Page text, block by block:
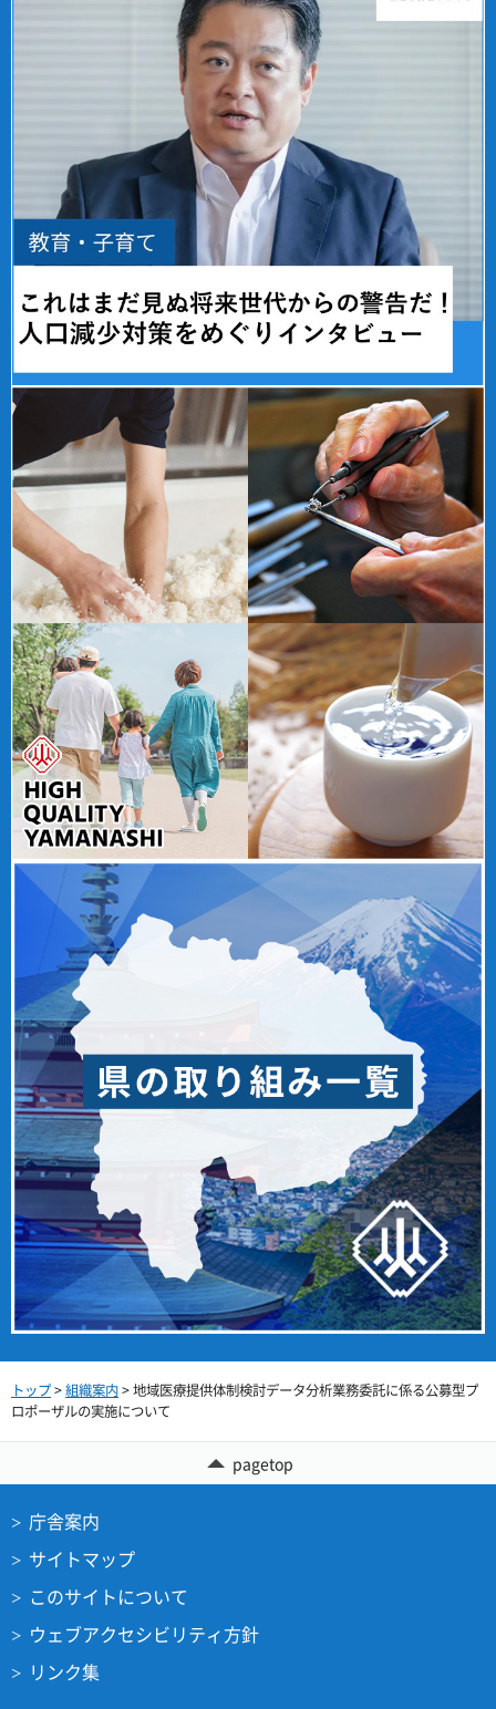
トップ>組織案内> 地域医療提供体制検討データ分析業務委託に係る公募型プ
ロポーザルの実施について
pagetop
庁舎案内
サイトマップ
このサイトについて
ウェブアクセシビリティ方針
リンク集